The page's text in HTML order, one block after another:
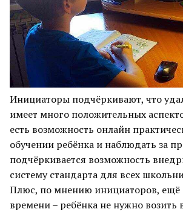
Инициаторы подчёркивают, что
имеет много положительных
есть возможность онлайн
обучении ребёнка и наблюдать за
подчёркивается возможность
систему стандарта для всех
Плюс, по мнению инициаторов, ещё
времени – ребёнка не нужно возить